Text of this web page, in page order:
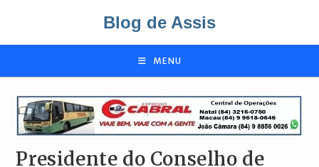
o
Blog de Assis
MENU
Presidente do Conselho de